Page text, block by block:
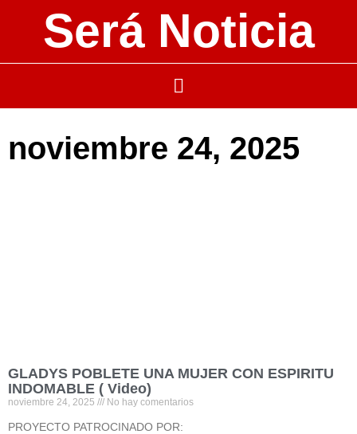
Será Noticia
noviembre 24, 2025
GLADYS POBLETE UNA MUJER CON ESPIRITU
INDOMABLE ( Video)
noviembre 24, 2025 No hay comentarios
PROYECTO PATROCINADO POR: